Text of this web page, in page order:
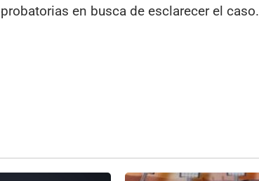
en busca de esclarecer el caso.